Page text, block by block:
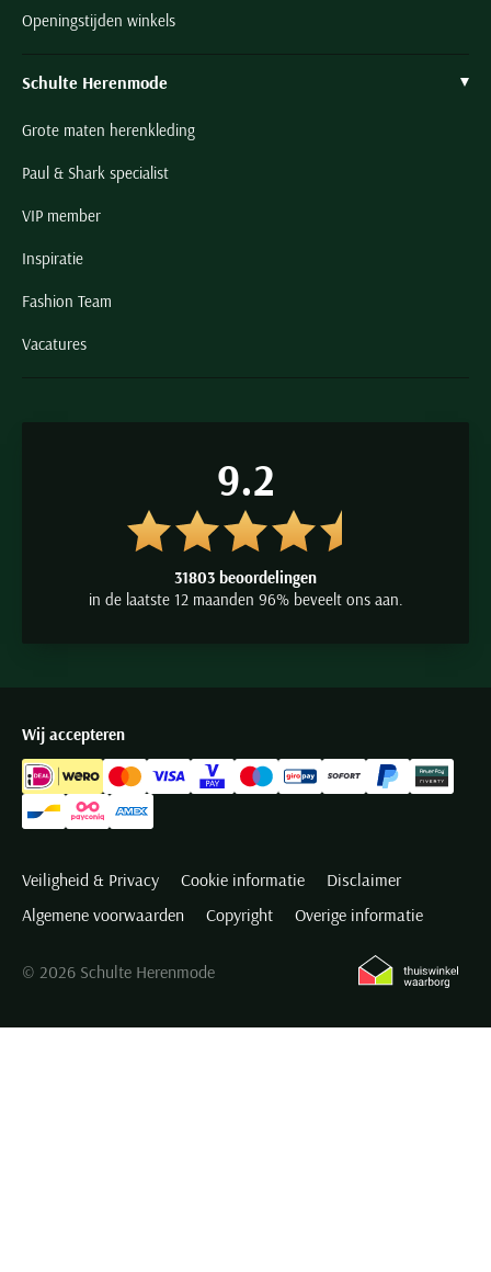
Openingstijden winkels
Schulte Herenmode
Grote maten herenkleding
Paul & Shark specialist
VIP member
Inspiratie
Fashion Team
Vacatures
9.2
31803 beoordelingen
in de laatste 12 maanden 96% beveelt ons aan.
Wij accepteren
Veiligheid & Privacy Cookie informatie
Disclaimer
Algemene voorwaarden
Copyright Overige informatie
© 2026 Schulte Herenmode